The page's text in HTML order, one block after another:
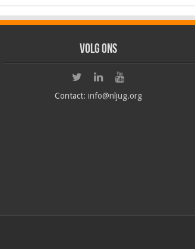
Volg ons
Contact:info@nljug.org